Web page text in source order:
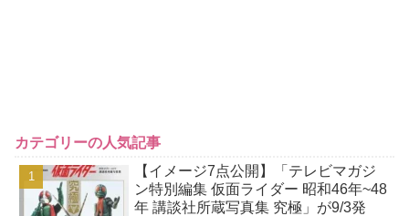
カテゴリーの人気記事
【イメージ7点公開】「テレビマガジ
ン特別編集 仮面ライダー 昭和46年~48
年 講談社所蔵写真集 究極」が9/3発